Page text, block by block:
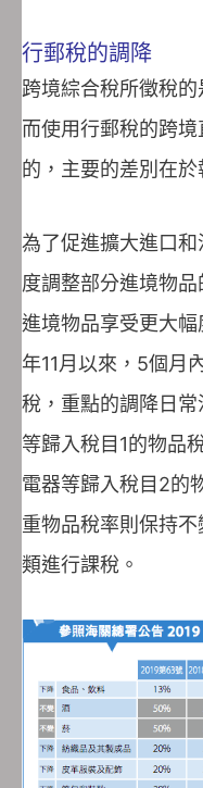
行郵稅的調降
跨境綜合稅所徵稅的
而使用行郵稅的跨
的，主要的差別在
為了促進擴大進口
度調整部分進境物
進境物品享受更大
年11月以來，5個月
稅，重點的調降日
等歸入稅目1的物品
電器等歸入稅目2的
重物品稅率則保持
類進行課稅。